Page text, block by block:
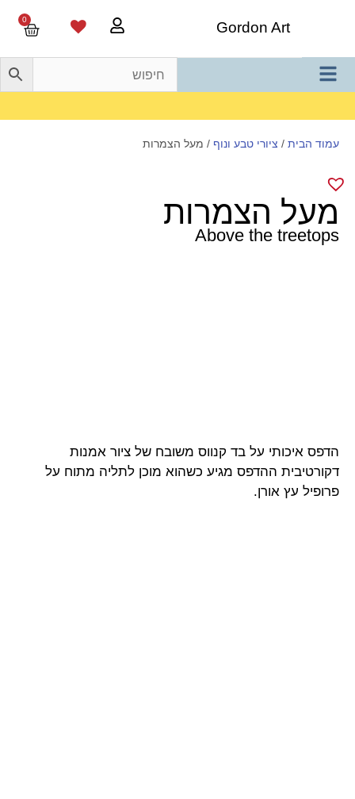
Gordon Art
0
עמוד הבית / ציורי טבע ונוף / מעל הצמרות
מעל הצמרות
Above the treetops
הדפס איכותי על בד קנווס משובח של ציור אמנות
דקורטיבית ההדפס מגיע כשהוא מוכן לתליה מתוח על
פרופיל עץ אורן.